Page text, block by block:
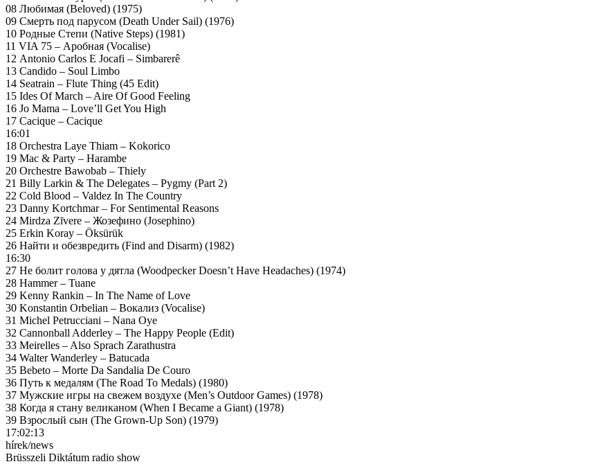
08 Любимая (Beloved) (1975)
09 Смерть под парусом (Death Under Sail) (1976)
10 Родные Степи (Native Steps) (1981)
11 VIA 75 – Аробная (Vocalise)
12 Antonio Carlos E Jocafi – Simbarerê
13 Candido – Soul Limbo
14 Seatrain – Flute Thing (45 Edit)
15 Ides Of March – Aire Of Good Feeling
16 Jo Mama – Love’ll Get You High
17 Cacique – Cacique
16:01
18 Orchestra Laye Thiam – Kokorico
19 Mac & Party – Harambe
20 Orchestre Bawobab – Thiely
21 Billy Larkin & The Delegates – Pygmy (Part 2)
22 Cold Blood – Valdez In The Country
23 Danny Kortchmar – For Sentimental Reasons
24 Mirdza Zīvere – Жозефино (Josephino)
25 Erkin Koray – Öksürük
26 Найти и обезвредить (Find and Disarm) (1982)
16:30
27 Не болит голова у дятла (Woodpecker Doesn’t Have Headaches) (1974)
28 Hammer – Tuane
29 Kenny Rankin – In The Name of Love
30 Konstantin Orbelian – Вокализ (Vocalise)
31 Michel Petrucciani – Nana Oye
32 Cannonball Adderley – The Happy People (Edit)
33 Meirelles – Also Sprach Zarathustra
34 Walter Wanderley – Batucada
35 Bebeto – Morte Da Sandalia De Couro
36 Путь к медалям (The Road To Medals) (1980)
37 Мужские игры на свежем воздухе (Men’s Outdoor Games) (1978)
38 Когда я стану великаном (When I Became a Giant) (1978)
39 Взрослый сын (The Grown-Up Son) (1979)
17:02:13
hírek/news
Brüsszeli Diktátum radio show